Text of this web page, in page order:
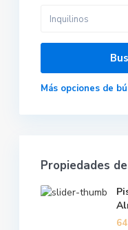
Inquilinos
Más opciones de
Propiedades